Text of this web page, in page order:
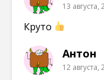
13 августа,
Круто
Антон
12 августа,